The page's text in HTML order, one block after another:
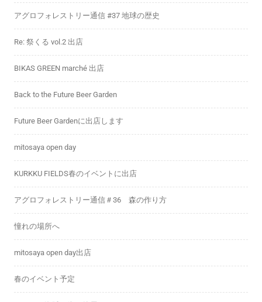
アグロフォレストリー通信 #37 地球の歴史
Re: 祭くる vol.2 出店
BIKAS GREEN marché 出店
Back to the Future Beer Garden
Future Beer Gardenに出店します
mitosaya open day
KURKKU FIELDS春のイベントに出店
アグロフォレストリー通信＃36 森の作り方
憧れの場所へ
mitosaya open day出店
春のイベント予定